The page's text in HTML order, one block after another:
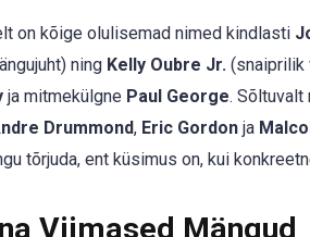
on kõige olulisemad nimed kindlasti
ning Kelly Oubre Jr. (snaiprilik
ja mitmekülgne Paul George. Sõltuvalt
Drummond, Eric Gordon ja
tõrjuda, ent küsimus on, kui
Viimased Mängud